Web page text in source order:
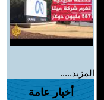
المزيد.....
أخبار عامة